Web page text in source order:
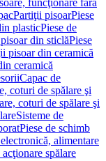
funcţionare fără
Partiţii pisoarPiese
plasticPiese de
din sticlăPiese
pisoar din ceramică
ceramică
Capac de
coturi de spălare şi
coturi de spălare şi
Sisteme de
Piese de schimb
alimentare
spălare